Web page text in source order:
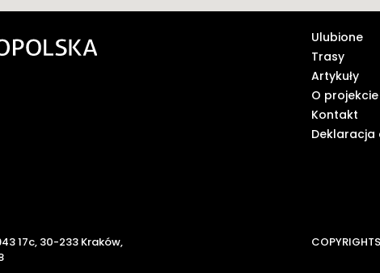
Ulubione
Trasy
Artykuły
O projekcie
Kontakt
17c, 30-233 Kraków,